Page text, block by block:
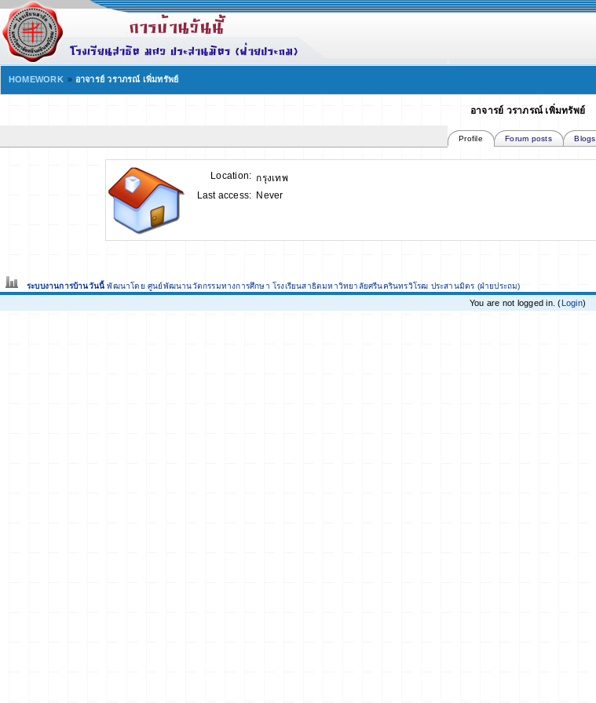
HOMEWORK อาจารย์ วราภรณ์ เพิ่มทรัพย์
อาจารย์ วราภรณ์ เพิ่มทรัพย์
Profile Forum posts Blogs
Location: กรุงเทพ
Last access: Never
ระบบงานการบ้านวันนี้ พัฒนาโดย ศูนย์พัฒนานวัตกรรมทางการศึกษา โรงเรียนสาธิตมหาวิทยาลัยศรีนครินทรวิโรฒ ประสานมิตร (ฝ่ายประถม)
You are not logged in. ( Login)